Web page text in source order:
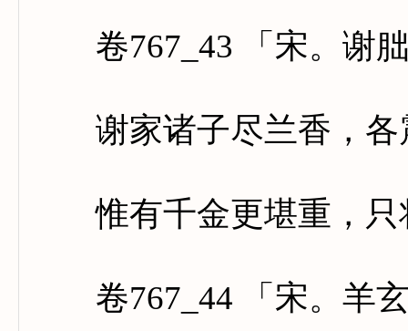
卷767_43 「宋。谢
谢家诸子尽兰香，各
惟有千金更堪重，只
卷767_44 「宋。羊玄